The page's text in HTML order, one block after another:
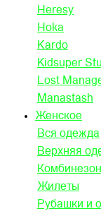
Heresy
Hoka
Kardo
Kidsuper
Lost
Manastash
Женское
Вся одежда
Верхняя
Жилеты
Рубашки и